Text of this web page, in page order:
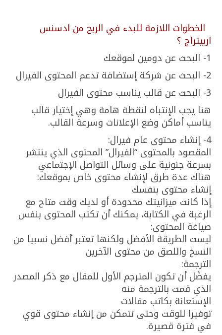
الخطوات اللازمة للبدء في الربح من ادسنس
اربيتراج ؟
1- البحث عن دومين لموقعك
2- البحث عن شركة إستضافة تدعم المحتوى الفيرال
3- البحث عن قالب يناسب محتوى الفيرال
هنا يجب الإنتباه لنقطة هامة وهي إختيار قالب
يناسب أماكن وضع الإعلانات وسرعة القالب.
4- إنشاء محتوى عام فيرال:
المقصود بالمحتوى “الفيرال” المحتوى الذي ينتشر
بسرعة جنونية على وسائل التواصل الإجتماعي
هناك عدة طرق لإنشاء محتوى خاص بموقعك:
إنشاء محتوى بنفسك
إذا كانت ميزانيتك محدودة أو لديك وقت متاح مع
الرغبة في الكتابة، يمكنك أن تكتب المحتوى بنفس
صياغة المحتوى:
ليست الطريقة الأفضل ولكنها تعتبر أفضل نسبيا من
النسخ واللصق من محتوى الآخرين
الترجمة:
يفضّل أن تكون المترجم الأول للمقال مع ذكر المصدر
الذي قمت بالترجمة منه
الإستعانة بكاتب مقالات
توفيرا للوقت وحتى تتمكن من إنشاء محتوى قوي
في فترة قصيرة.